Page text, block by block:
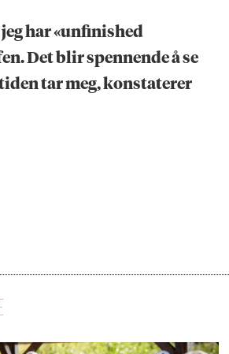
har «unfinished
Det blir spennende å se
tar meg, konstaterer